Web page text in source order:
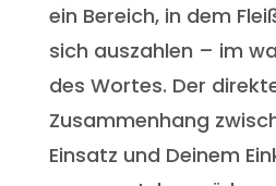
ein Bereich, in dem
sich auszahlen – im
des Wortes. Der
Zusammenhang
Einsatz und Deinem